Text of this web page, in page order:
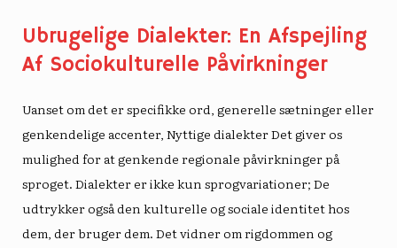
Ubrugelige Dialekter: En Afspejling
Af Sociokulturelle Påvirkninger
Uanset om det er specifikke ord, generelle sætninger eller
genkendelige accenter, Nyttige dialekterDet giver os
mulighed for at genkende regionale påvirkninger på
sproget. Dialekter er ikke kun sprogvariationer; De
udtrykker også den kulturelle og sociale identitet hos
dem, der bruger dem. Det vidner om rigdommen og